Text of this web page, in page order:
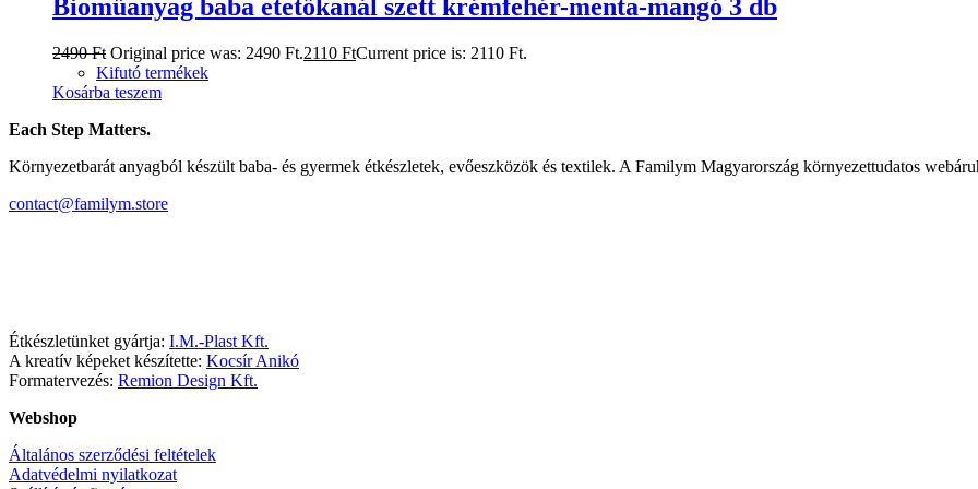
Bioműanyag baba etetőkanál szett krémfehér-menta-mangó 3 db
2490Ft Original price was: 2490 Ft.2110 FtCurrent price is: 2110 Ft.
Kifutó termékek
Kosárba teszem
Each Step Matters.
Környezetbarát anyagból készült baba- és gyermek étkészletek, evőeszközök és textilek. A Familym Magyarország környezettudatos
contact@familym.store
Étkészletünket gyártja: I.M.-Plast Kft.
A kreatív képeket készítette: Kocsír Anikó
Formatervezés: Remion Design Kft.
Webshop
Általános szerződési feltételek
Adatvédelmi nyilatkozat